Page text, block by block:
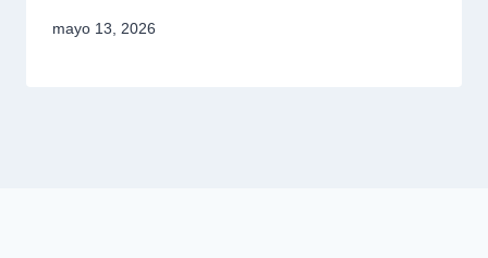
mayo 13, 2026